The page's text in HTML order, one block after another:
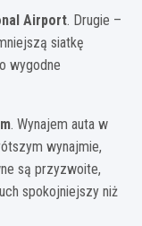
Airport. Drugie –
siatkę
wygodne
. Wynajem auta w
wynajmie,
są przyzwoite,
spokojniejszy niż